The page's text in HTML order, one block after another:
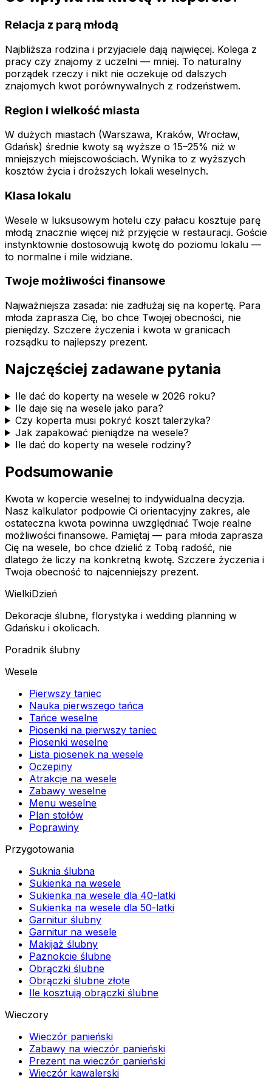
Relacja z parą młodą
Najbliższa rodzina i przyjaciele dają najwięcej. Kolega z
pracy czy znajomy z uczelni — mniej. To naturalny
porządek rzeczy i nikt nie oczekuje od dalszych
znajomych kwot porównywalnych z rodzeństwem.
Region i wielkość miasta
W dużych miastach (Warszawa, Kraków, Wrocław,
Gdańsk) średnie kwoty są wyższe o 15–25% niż w
mniejszych miejscowościach. Wynika to z wyższych
kosztów życia i droższych lokali weselnych.
Klasa lokalu
Wesele w luksusowym hotelu czy pałacu kosztuje parę
młodą znacznie więcej niż przyjęcie w restauracji. Goście
instynktownie dostosowują kwotę do poziomu lokalu —
to normalne i mile widziane.
Twoje możliwości finansowe
Najważniejsza zasada: nie zadłużaj się na kopertę. Para
młoda zaprasza Cię, bo chce Twojej obecności, nie
pieniędzy. Szczere życzenia i kwota w granicach
rozsądku to najlepszy prezent.
Najczęściej zadawane pytania
Ile dać do koperty na wesele w 2026 roku?
Ile daje się na wesele jako para?
Czy koperta musi pokryć koszt talerzyka?
Jak zapakować pieniądze na wesele?
Ile dać do koperty na wesele rodziny?
Podsumowanie
Kwota w kopercie weselnej to indywidualna decyzja.
Nasz kalkulator podpowie Ci orientacyjny zakres, ale
ostateczna kwota powinna uwzględniać Twoje realne
możliwości finansowe. Pamiętaj — para młoda zaprasza
Cię na wesele, bo chce dzielić z Tobą radość, nie
dlatego że liczy na konkretną kwotę. Szczere życzenia i
Twoja obecność to najcenniejszy prezent.
WielkiDzień
Dekoracje ślubne, florystyka i wedding planning w
Gdańsku i okolicach.
Poradnik ślubny
Wesele
Pierwszy taniec
Nauka pierwszego tańca
Tańce weselne
Piosenki na pierwszy taniec
Piosenki weselne
Lista piosenek na wesele
Oczepiny
Atrakcje na wesele
Zabawy weselne
Menu weselne
Plan stołów
Poprawiny
Przygotowania
Suknia ślubna
Sukienka na wesele
Sukienka na wesele dla 40-latki
Sukienka na wesele dla 50-latki
Garnitur ślubny
Garnitur na wesele
Makijaż ślubny
Paznokcie ślubne
Obrączki ślubne
Obrączki ślubne złote
Ile kosztują obrączki ślubne
Wieczory
Wieczór panieński
Zabawy na wieczór panieński
Prezent na wieczór panieński
Wieczór kawalerski